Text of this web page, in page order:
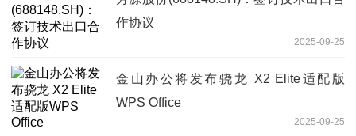
作协议
2025-09-25
金山办公将发布骁龙 X2 Elite适配版
WPS Office
2025-09-25